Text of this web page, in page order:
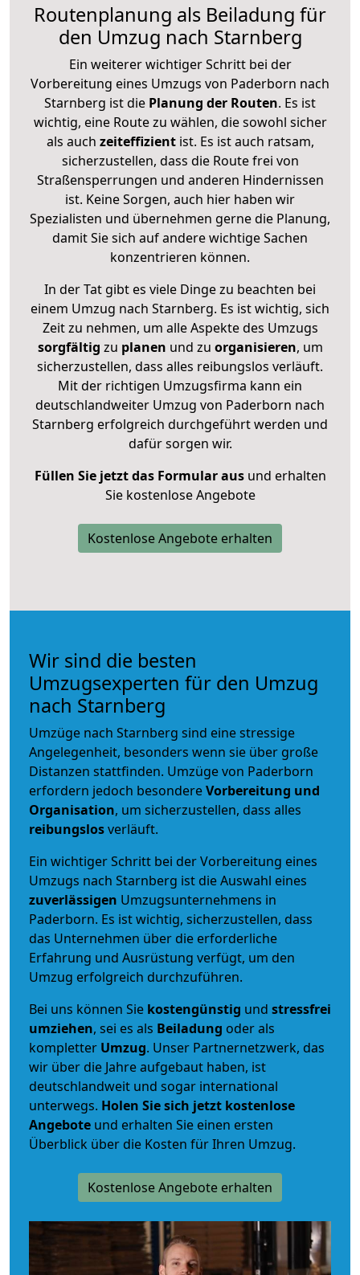
Routenplanung als Beiladung für
den Umzug nach Starnberg
Ein weiterer wichtiger Schritt bei der
Vorbereitung eines Umzugs von Paderborn nach
Starnberg ist die Planung der Routen. Es ist
wichtig, eine Route zu wählen, die sowohl sicher
als auch zeiteffizientist. Es ist auch ratsam,
sicherzustellen, dass die Route frei von
Straßensperrungen und anderen Hindernissen
ist. Keine Sorgen, auch hier haben wir
Spezialisten und übernehmen gerne die Planung,
damit Sie sich auf andere wichtige Sachen
konzentrieren können.
In der Tat gibt es viele Dinge zu beachten bei
einem Umzug nach Starnberg. Es ist wichtig, sich
Zeit zu nehmen, um alle Aspekte des Umzugs
sorgfältig zu planen und zu organisieren, um
sicherzustellen, dass alles reibungslos verläuft.
Mit der richtigen Umzugsfirma kann ein
deutschlandweiter Umzug von Paderborn nach
Starnberg erfolgreich durchgeführt werden und
dafür sorgen wir.
Füllen Sie jetzt das Formular ausund erhalten
Sie kostenlose Angebote
Kostenlose Angebote erhalten
Wir sind die besten
Umzugsexperten für den Umzug
nach Starnberg
Umzüge nach Starnberg sind eine stressige
Angelegenheit, besonders wenn sie über große
Distanzen stattfinden. Umzüge von Paderborn
erfordern jedoch besondereVorbereitung und
Organisation, um sicherzustellen, dass alles
reibungslosverläuft.
Ein wichtiger Schritt bei der Vorbereitung eines
Umzugs nach Starnberg ist die Auswahl eines
zuverlässigen Umzugsunternehmens in
Paderborn. Es ist wichtig, sicherzustellen, dass
das Unternehmen über die erforderliche
Erfahrung und Ausrüstung verfügt, um den
Umzug erfolgreich durchzuführen.
Bei uns können Sie kostengünstig und stressfrei
umziehen, sei es als Beiladung oder als
kompletter Umzug. Unser Partnernetzwerk, das
wir über die Jahre aufgebaut haben, ist
deutschlandweit und sogar international
unterwegs. Holen Sie sich jetzt kostenlose
Angebote und erhalten Sie einen ersten
Überblick über die Kosten für Ihren Umzug.
Kostenlose Angebote erhalten